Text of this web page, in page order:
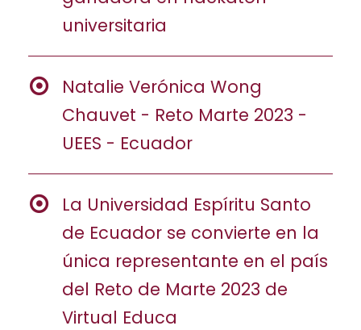
universitaria
Natalie Verónica Wong
Chauvet - Reto Marte 2023 -
UEES - Ecuador
La Universidad Espíritu Santo
de Ecuador se convierte en la
única representante en el país
del Reto de Marte 2023 de
Virtual Educa